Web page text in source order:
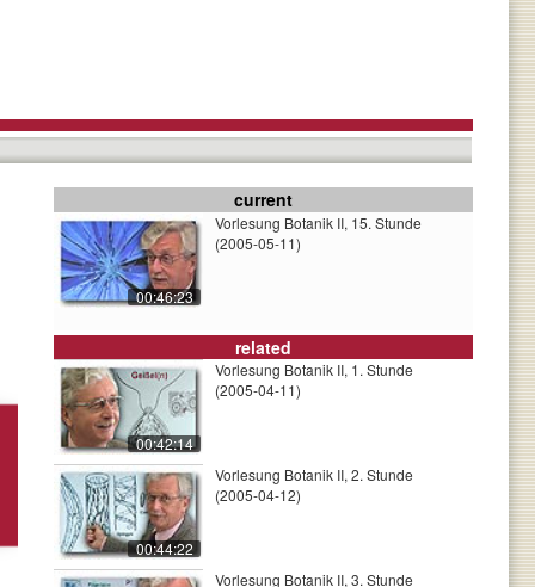
current
00:46:23
Vorlesung Botanik II, 15. Stunde
(2005-05-11)
related
00:42:14
Vorlesung Botanik II, 1. Stunde
(2005-04-11)
00:44:22
Vorlesung Botanik II, 2. Stunde
(2005-04-12)
Vorlesung Botanik II, 3. Stunde